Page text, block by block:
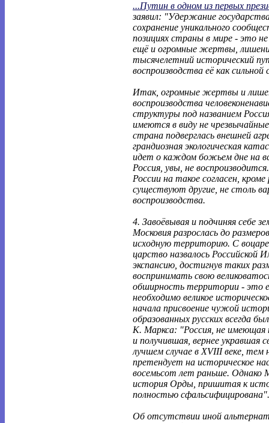
...Путин в одном из первых
заявил: "Удержание
сохранение уникального
позициях страны в мире - это
ещё и огромные жертвы,
тысячелетний исторический
воспроизводства её как
Итак, огромные жертвы и
воспроизводства
структуры под названием
имеются в виду не
страна подверглась внешней
грандиозная экологическая
идет о каждом божьем дне на
Россия, увы, не
России на такое согласен,
существуют другие, не столь
воспроизводства.
4. Завоёвывая и подчиняя себе
Московия разрослась до
исходную территорию. С
царство назвалось Российской
экспансию, достигнув таких
воспринимать свою
обширность территории - это
необходимо великое
начала присвоение чужой
образованных русских всегда
К. Маркса: "Россия, не имеющая
и получившая, вернее укравшая
лучшем случае в XVIII веке, тем
претендует на историческое
восемьсот лет раньше. Однако
история Орды, пришитая к
полностью сфальсифицирована".
Об отсутствии иной